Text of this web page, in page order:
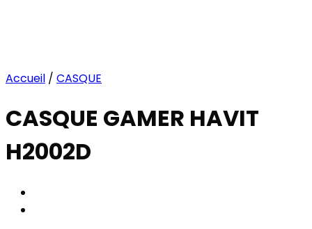
Accueil / CASQUE
CASQUE GAMER HAVIT
H2002D